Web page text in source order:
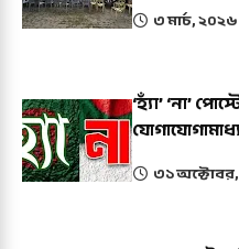
৩ মার্চ, ২০২৬
‘হ্যাঁ’ ‘না’
৩১